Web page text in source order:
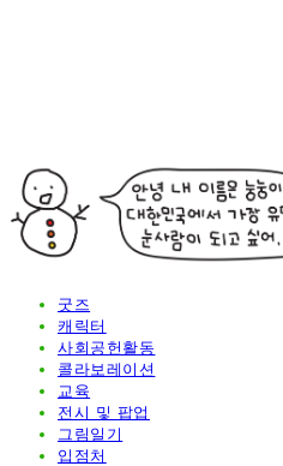
굿즈
캐릭터
사회공헌활동
콜라보레이션
교육
전시 및 팝업
그림일기
입점처